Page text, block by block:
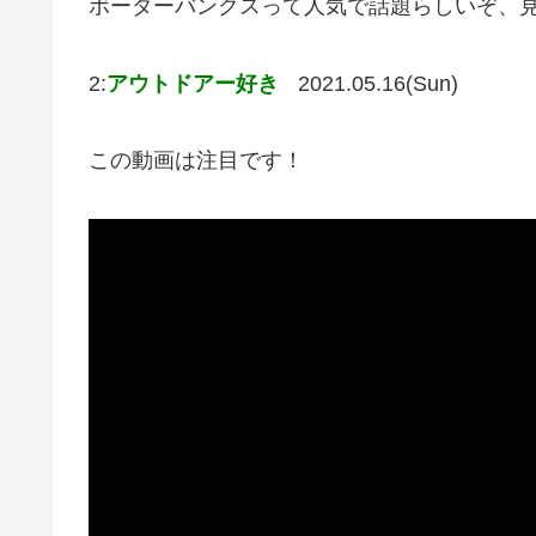
ボーダーバンクスって人気で話題らしいぞ、
2:アウトドアー好き 2021.05.16(Sun)
この動画は注目です！